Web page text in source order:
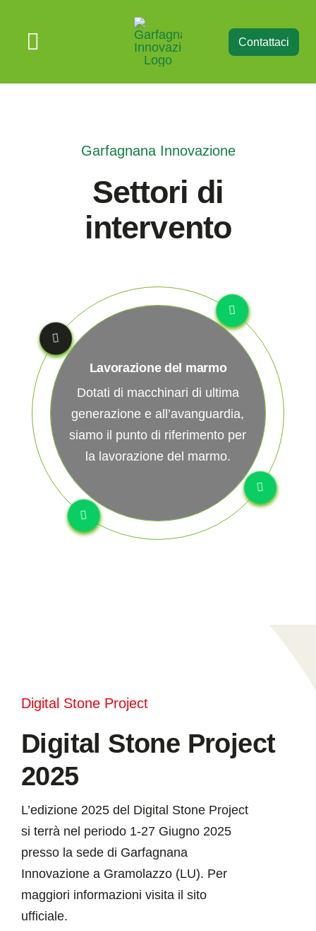
contenutoToggle
Navigation
Digital Stone Projects
Contattaci
Garfagnana Innovazione
Settori di
intervento
Lavorazione del marmo
Dotati di macchinari di ultima
generazione e all’avanguardia,
siamo il punto di riferimento per
la lavorazione del marmo.
Digital Stone Project
Digital Stone Project
2025
L’edizione 2025 del Digital Stone Project
si terrà nel periodo 1-27 Giugno 2025
presso la sede di Garfagnana
Innovazione a Gramolazzo (LU). Per
maggiori informazioni visita il sito
ufficiale.